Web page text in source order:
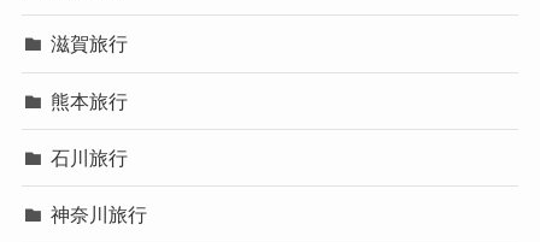
滋賀旅行
熊本旅行
石川旅行
神奈川旅行